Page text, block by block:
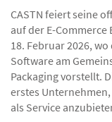
CASTN feiert seine
auf der E-Commerce
18. Februar 2026,
Software am
Packaging vorstellt.
erstes
als Service